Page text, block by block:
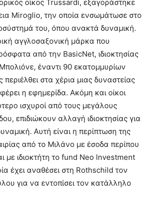
οίκος Trussardi, εξαγοράστηκε
Miroglio, την οποία ενσωμάτωσε στο
του, όπου ανακτά δυναμική.
αγγλοσαξονική μάρκα που
από την BasicNet, ιδιοκτησίας
έναντι 90 εκατομμυρίων
περιέλθει στα χέρια μιας δυναστείας
η εφημερίδα. Ακόμη και οίκοι
ισχυροί από τους μεγάλους
επιδιώκουν αλλαγή ιδιοκτησίας για
Αυτή είναι η περίπτωση της
από το Μιλάνο με έσοδα περίπου
με ιδιοκτήτη το fund Neo Investment
έχει αναθέσει στη Rothschild τον
για να εντοπίσει τον κατάλληλο